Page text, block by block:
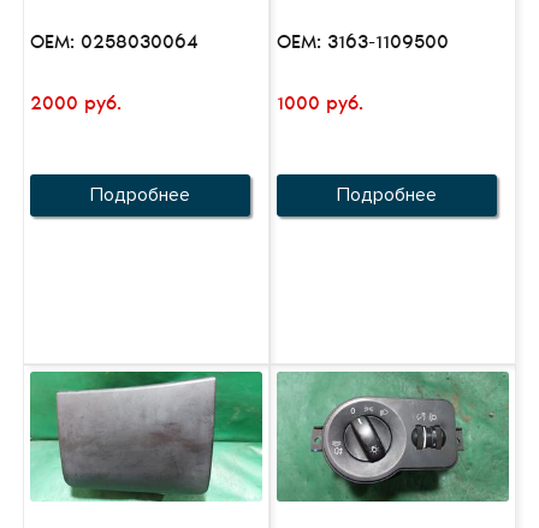
OEM: 0258030064
2000 руб.
Подробнее
OEM: 3163-1109500
1000 руб.
Подробнее